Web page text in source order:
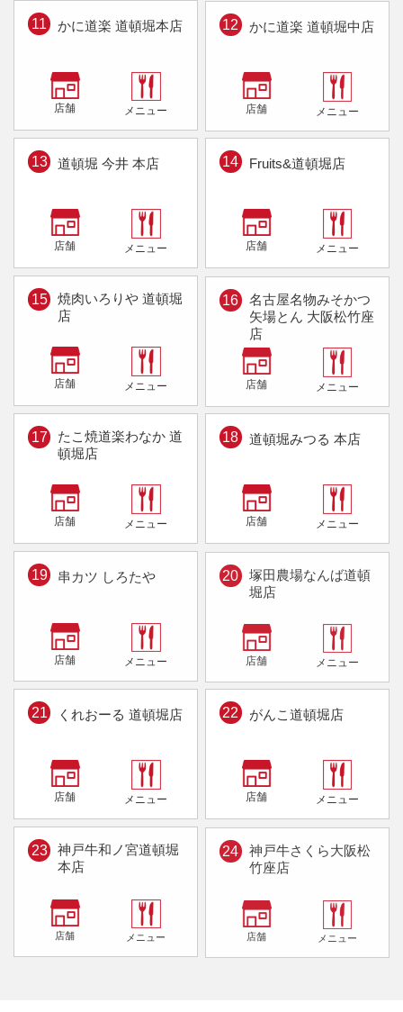
11 かに道楽 道頓堀本店
店舗 メニュー
12 かに道楽 道頓堀中店
店舗 メニュー
13 道頓堀 今井 本店
店舗 メニュー
14 Fruits&道頓堀店
店舗 メニュー
15
焼肉いろりや 道頓堀
店
店舗 メニュー
16
名古屋名物みそかつ
矢場とん 大阪松竹座
店
店舗 メニュー
17 たこ焼道楽わなか 道
頓堀店
店舗 メニュー
18 道頓堀みつる 本店
店舗 メニュー
19 串カツ しろたや
店舗 メニュー
20 塚田農場なんば道頓
堀店
店舗 メニュー
21 くれおーる 道頓堀店
店舗 メニュー
22 がんこ道頓堀店
店舗 メニュー
23 神戸牛和ノ宮道頓堀
本店
店舗 メニュー
24 神戸牛さくら大阪松
竹座店
店舗 メニュー